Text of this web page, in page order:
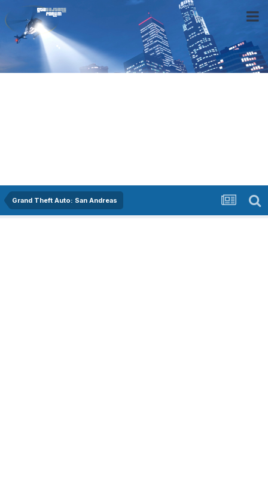
Grand Theft Auto: San Andreas